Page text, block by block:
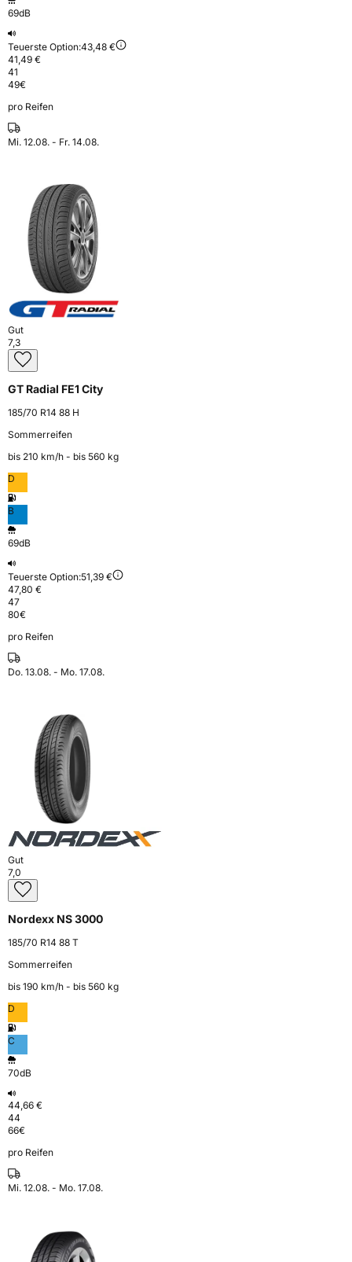
69dB
Teuerste Option:43,48 €
41,49 €
41
49€
pro Reifen
Mi. 12.08. - Fr. 14.08.
Gut
7,3
GT Radial FE1 City
185/70 R14 88 H
Sommerreifen
bis 210 km⁠/⁠h - bis 560 kg
D
B
69dB
Teuerste Option:51,39 €
47,80 €
47
80€
pro Reifen
Do. 13.08. - Mo. 17.08.
Gut
7,0
Nordexx NS 3000
185/70 R14 88 T
Sommerreifen
bis 190 km⁠/⁠h - bis 560 kg
D
C
70dB
44,66 €
44
66€
pro Reifen
Mi. 12.08. - Mo. 17.08.